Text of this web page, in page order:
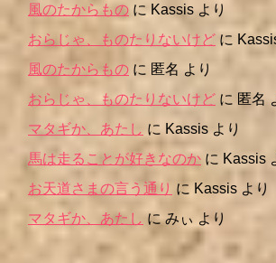
風のたからもの に Kassis より
おらじゃ、ものたりないけど に
風のたからもの に 匿名 より
おらじゃ、ものたりないけど に 匿名
マタギか、あたし に Kassis より
馬は走ることが好きなのか に Kassis
お天道さまの言う通り に Kassis より
マタギか、あたし にみぃ より